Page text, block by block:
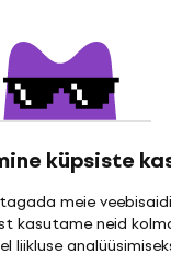
küpsiste
meie
kasutame neid
liikluse